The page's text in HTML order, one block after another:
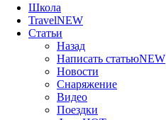
Школа
TravelNEW
Статьи
Назад
Написать статьюNEW
Новости
Снаряжение
Видео
Поездки